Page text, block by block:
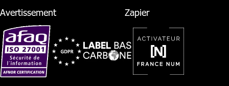
Avertissement
Zapier